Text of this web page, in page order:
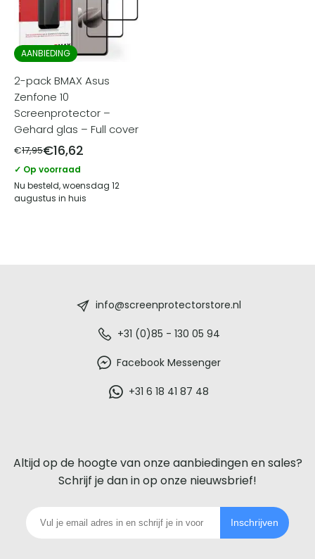
AANBIEDING
2-pack BMAX Asus
Zenfone 10
Screenprotector –
Gehard glas – Full cover
€17,95€16,62
✓ Op voorraad
Nu besteld, woensdag 12
augustus in huis
voor
iedere
telefoon
info@screenprotectorstore.nl
+31 (0)85 - 130 05 94
Facebook Messenger
+31 6 18 41 87 48
Altijd op de hoogte van onze aanbiedingen en sales?
Schrijf je dan in op onze nieuwsbrief!
Inschrijven